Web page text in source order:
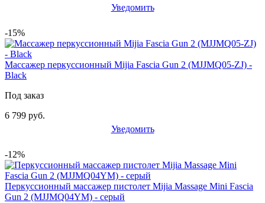
Уведомить
-15%
Массажер перкуссионный Mijia Fascia Gun 2 (MJJMQ05-ZJ) -
Black
Под заказ
6 799 руб.
Уведомить
-12%
Перкуссионный массажер пистолет Mijia Massage Mini Fascia
Gun 2 (MJJMQ04YM) - серый